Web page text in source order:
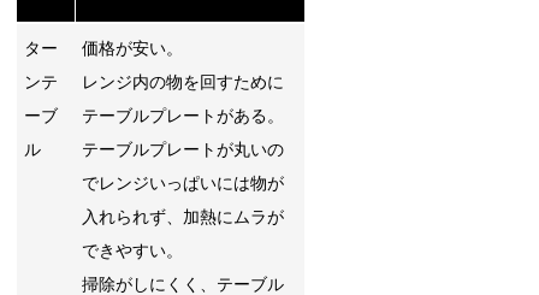
ター
ンテ
ーブ
ル
価格が安い。
レンジ内の物を回すために
テーブルプレートがある。
テーブルプレートが丸いの
でレンジいっぱいには物が
入れられず、加熱にムラが
できやすい。
掃除がしにくく、テーブル